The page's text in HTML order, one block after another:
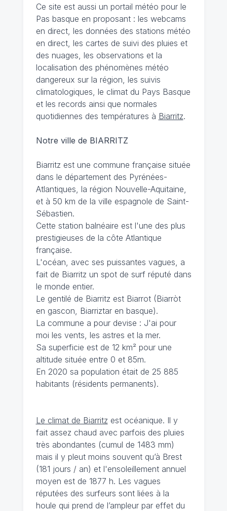
Ce site est aussi un portail météo pour le
Pas basque en proposant : les webcams
en direct, les données des stations météo
en direct, les cartes de suivi des pluies et
des nuages, les observations et la
localisation des phénomènes météo
dangereux sur la région, les suivis
climatologiques, le climat du Pays Basque
et les records ainsi que normales
quotidiennes des températures à Biarritz.
Notre ville de BIARRITZ
Biarritz est une commune française située
dans le département des Pyrénées-
Atlantiques, la région Nouvelle-Aquitaine,
et à 50 km de la ville espagnole de Saint-
Sébastien.
Cette station balnéaire est l'une des plus
prestigieuses de la côte Atlantique
française.
L'océan, avec ses puissantes vagues, a
fait de Biarritz un spot de surf réputé dans
le monde entier.
Le gentilé de Biarritz est Biarrot (Biarròt
en gascon, Biarriztar en basque).
La commune a pour devise : J'ai pour
moi les vents, les astres et la mer.
Sa superficie est de 12 km² pour une
altitude située entre 0 et 85m.
En 2020 sa population était de 25 885
habitants (résidents permanents).
Le climat de Biarritz est océanique. Il y
fait assez chaud avec parfois des pluies
très abondantes (cumul de 1483 mm)
mais il y pleut moins souvent qu’à Brest
(181 jours / an) et l'ensoleillement annuel
moyen est de 1877 h. Les vagues
réputées des surfeurs sont liées à la
houle qui prend de l’ampleur par effet du